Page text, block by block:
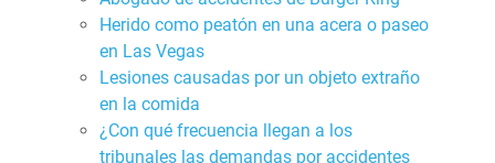
Herido como peatón en una acera o paseo
en Las Vegas
Lesiones causadas por un objeto extraño
en la comida
¿Con qué frecuencia llegan a los
tribunales las demandas por accidentes